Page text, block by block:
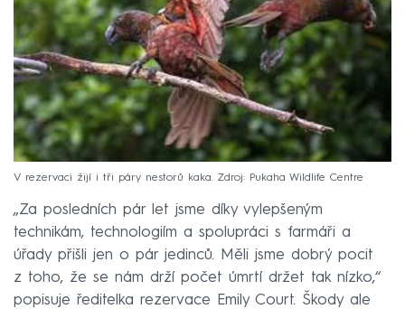
V rezervaci žijí i tři páry nestorů kaka. Zdroj: Pukaha Wildlife Centre
„Za posledních pár let jsme díky vylepšeným
technikám, technologiím a spolupráci s farmáři a
úřady přišli jen o pár jedinců. Měli jsme dobrý pocit
z toho, že se nám drží počet úmrtí držet tak nízko,“
popisuje ředitelka rezervace Emily Court. Škody ale